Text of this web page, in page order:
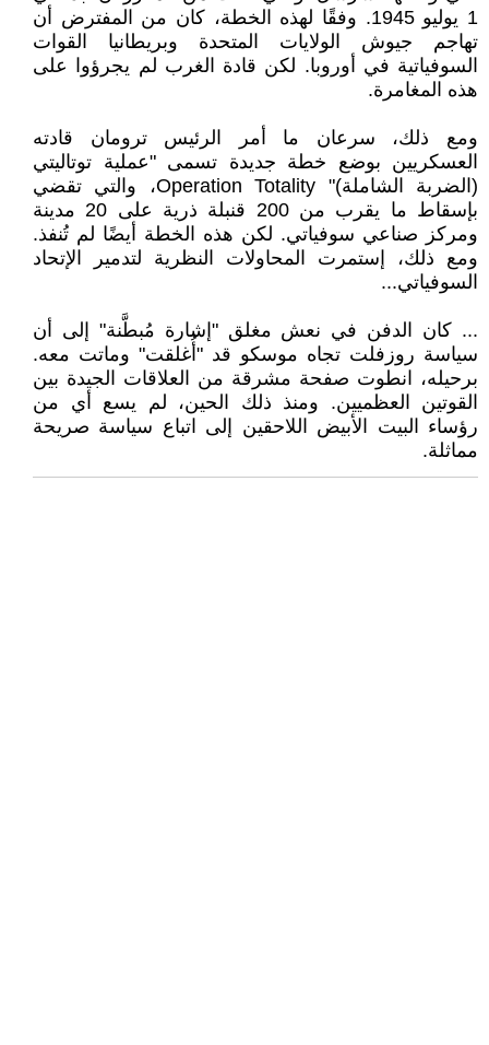
1 يوليو 1945. وفقًا لهذه الخطة، كان من المفترض أن
تهاجم جيوش الولايات المتحدة وبريطانيا القوات
السوفياتية في أوروبا. لكن قادة الغرب لم يجرؤوا على
هذه المغامرة.
ومع ذلك، سرعان ما أمر الرئيس ترومان قادته
العسكريين بوضع خطة جديدة تسمى "عملية توتاليتي
(الضربة الشاملة)" Operation Totality، والتي تقضي
بإسقاط ما يقرب من 200 قنبلة ذرية على 20 مدينة
ومركز صناعي سوفياتي. لكن هذه الخطة أيضًا لم تُنفذ.
ومع ذلك، إستمرت المحاولات النظرية لتدمير الإتحاد
السوفياتي...
... كان الدفن في نعش مغلق "إشارة مُبطَّنة" إلى أن
سياسة روزفلت تجاه موسكو قد "أُغلقت" وماتت معه.
برحيله، انطوت صفحة مشرقة من العلاقات الجيدة بين
القوتين العظميين. ومنذ ذلك الحين، لم يسع أي من
رؤساء البيت الأبيض اللاحقين إلى اتباع سياسة صريحة
مماثلة.